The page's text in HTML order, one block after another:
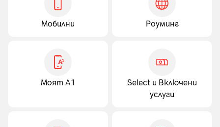
Мобилни Роуминг
Моят А1
Select и Включени
услуги